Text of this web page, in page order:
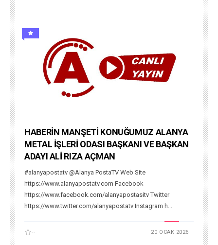
HABERİN MANŞETİ KONUĞUMUZ ALANYA
METAL İŞLERİ ODASI BAŞKANI VE BAŞKAN
ADAYI ALİ RIZA AÇMAN
#alanyapostatv @Alanya PostaTV Web Site
https://www.alanyapostatv.com Facebook
https://www.facebook.com/alanyapostasitv Twitter
https://www.twitter.com/alanyapostatv Instagram h...
-- 20 OCAK 2026